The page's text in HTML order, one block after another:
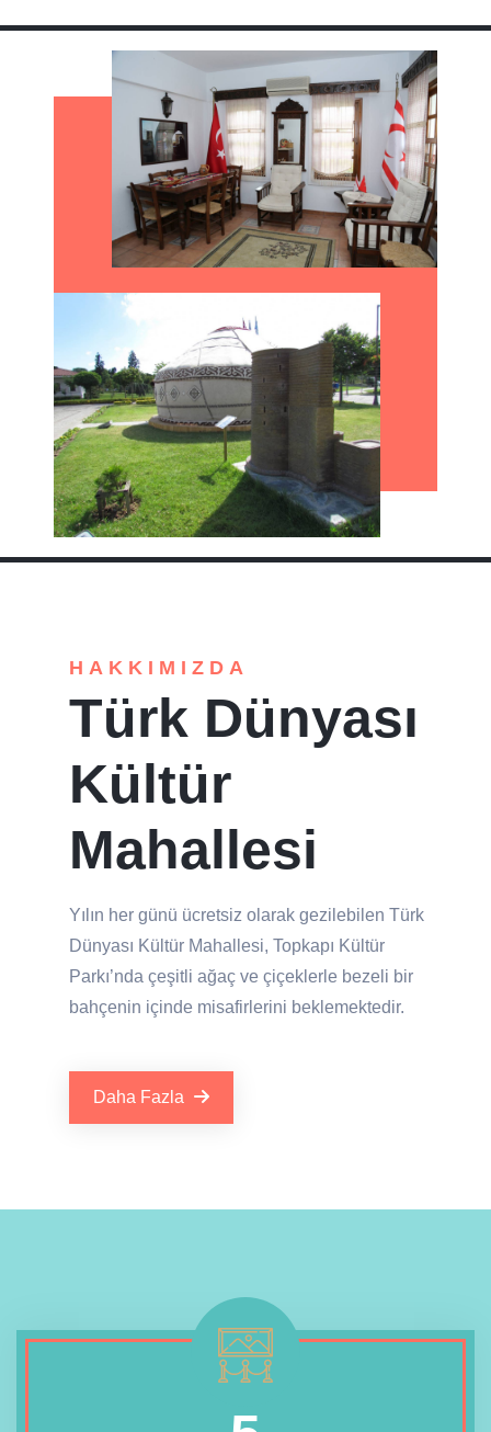
HAKKIMIZDA
Türk Dünyası
Kültür
Mahallesi
Yılın her günü ücretsiz olarak gezilebilen Türk
Dünyası Kültür Mahallesi, Topkapı Kültür
Parkı’nda çeşitli ağaç ve çiçeklerle bezeli bir
bahçenin içinde misafirlerini beklemektedir.
Daha Fazla